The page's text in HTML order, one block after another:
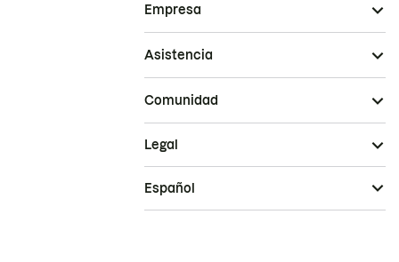
Empresa
Asistencia
Comunidad
Legal
Español